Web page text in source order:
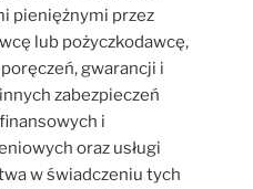
pieniężnymi przez
lub pożyczkodawcę,
gwarancji i
zabezpieczeń
i
oraz usługi
w świadczeniu tych